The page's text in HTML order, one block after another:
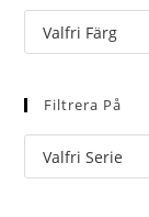
Filtrera På